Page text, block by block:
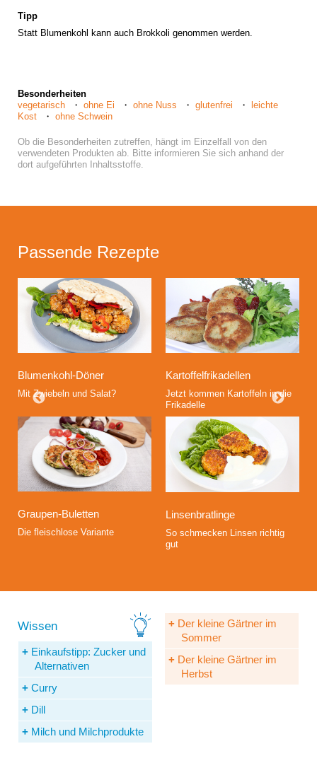
Tipp
Statt Blumenkohl kann auch Brokkoli genommen werden.
Besonderheiten
vegetarisch
ohne Ei ohne Nuss glutenfrei
leichte
Kost
ohne Schwein
Ob die Besonderheiten zutreffen, hängt im Einzelfall von den
verwendeten Produkten ab. Bitte informieren Sie sich anhand der
dort aufgeführten Inhaltsstoffe.
Passende Rezepte
Blumenkohl-Döner
Mit Zwiebeln und Salat?
Kartoffelfrikadellen
Jetzt kommen Kartoffeln in die
Frikadelle
Graupen-Buletten
Die fleischlose Variante
Linsenbratlinge
So schmecken Linsen richtig
gut
Einkaufstipp: Zucker und
Alternativen
Curry
Dill
Milch und Milchprodukte
Der kleine Gärtner im
Sommer
Der kleine Gärtner im
Herbst